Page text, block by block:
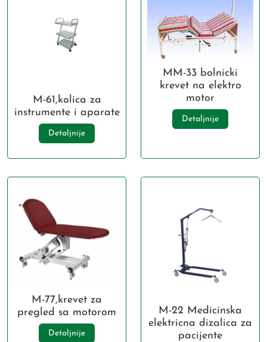
M-61,kolica za
instrumente i aparate
Detaljnije
MM-33 bolnicki
krevet na elektro
motor
Detaljnije
M-77,krevet za
pregled sa motorom
Detaljnije
M-22 Medicinska
elektricna dizalica za
pacijente